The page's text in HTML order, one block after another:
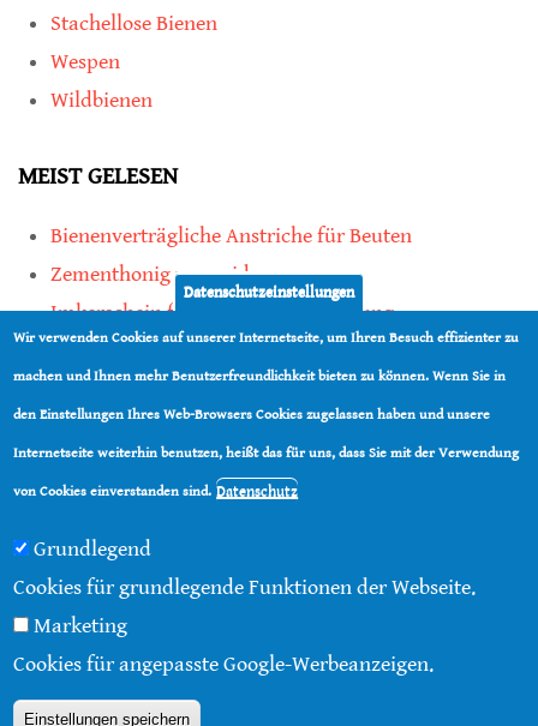
Stachellose Bienen
Wespen
Wildbienen
MEIST GELESEN
Bienenverträgliche Anstriche für Beuten
Zementhonig vermeiden
Imkerschein für Honigbienen-Haltung
Kauf von Mittelwänden ist Vertrauenssache
teilen
© 2016 - 2026 | Über diese Seite Impressum
Datenschutzeinstellungen
Wir verwenden Cookies auf unserer Internetseite, um Ihren Besuch effizienter zu
machen und Ihnen mehr Benutzerfreundlichkeit bieten zu können. Wenn Sie in
den Einstellungen Ihres Web-Browsers Cookies zugelassen haben und unsere
Internetseite weiterhin benutzen, heißt das für uns, dass Sie mit der Verwendung
von Cookies einverstanden sind. Datenschutz
Grundlegend
Cookies für grundlegende Funktionen der Webseite.
Marketing
Cookies für angepasste Google-Werbeanzeigen.
Einstellungen speichern